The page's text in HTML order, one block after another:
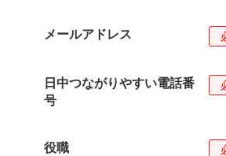
メールアドレス
日中つながりやすい電話番
号
役職